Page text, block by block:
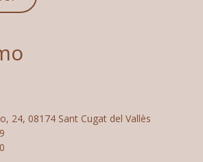
24, 08174 Sant Cugat del Vallès